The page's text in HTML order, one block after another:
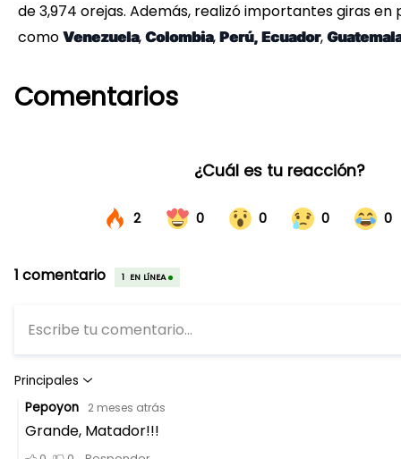
de 3,974 orejas. Además, realizó importantes giras en
como Venezuela, Colombia, Perú, Ecuador,
Comentarios